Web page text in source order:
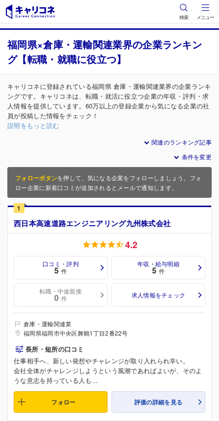
検索 メニュー
福岡県×倉庫・運輸関連業界の企業ランキン
グ【転職・就職に役立つ】
キャリコネに登録されている福岡県 倉庫・運輸関連業界の企業ランキ
ングです。キャリコネは、転職・就活に役立つ企業の年収・評判・求
人情報を提供しています。60万以上の登録企業から気になる企業の社
員が投稿した情報をチェック！
説明をもっと読む
関連のランキング記事
条件を変更
フォローボタンを押して、気になる企業をフォローしましょう。フォ
ロー企業に新着口コミが追加されるとメールで通知します。
1
西日本高速道路エンジニアリング九州株式会社
4.2
口コミ・評判
5 件
年収・給与明細
5 件
転職・中途面接
0 件 求人情報をチェック
倉庫・運輸関連業
福岡県福岡市中央区舞鶴1丁目2番22号
長所・短所の口コミ
仕事相手へ、新しい発想やチャレンジが取り入れられ辛い。
会社全体がチャレンジしようという風潮であればよいが、そのよ
うな意志を持っている人も...
フォロー 評価の詳細を見る